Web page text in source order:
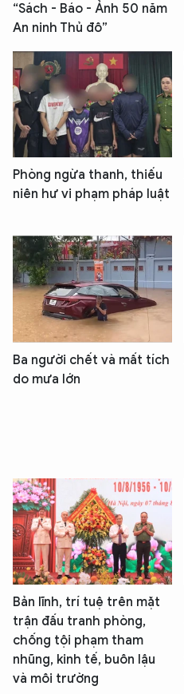
“Sách - Báo - Ảnh 50 năm
An ninh Thủ đô”
Phòng ngừa thanh, thiếu
niên hư vi phạm pháp luật
Ba người chết và mất tích
do mưa lớn
Bản lĩnh, trí tuệ trên mặt
trận đấu tranh phòng,
chống tội phạm tham
nhũng, kinh tế, buôn lậu
và môi trường